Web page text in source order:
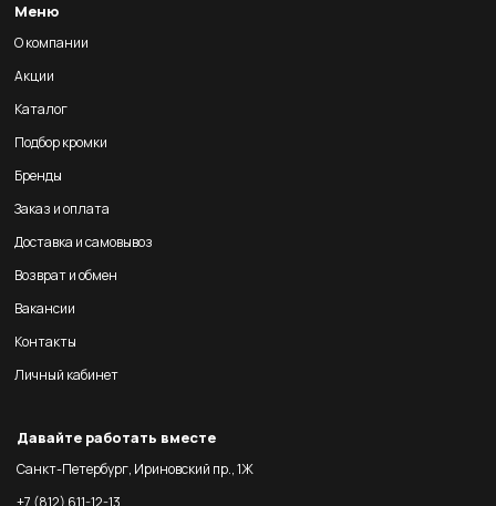
Меню
О компании
Акции
Каталог
Подбор кромки
Бренды
Заказ и оплата
Доставка и самовывоз
Возврат и обмен
Вакансии
Контакты
Личный кабинет
Давайте работать вместе
Санкт-Петербург, Ириновский пр., 1Ж
+7 (812) 611-12-13